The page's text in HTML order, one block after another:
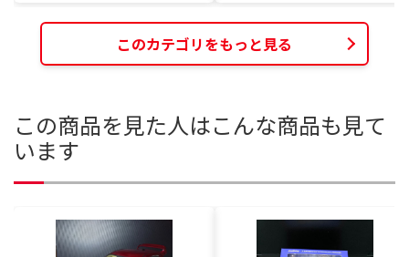
このカテゴリをもっと見る
この商品を見た人はこんな商品も見て
います